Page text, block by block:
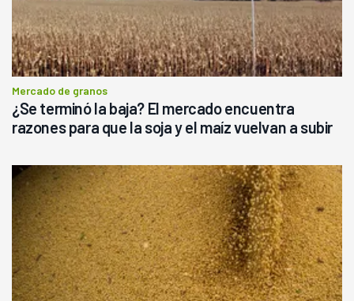
Mercado de granos
¿Se terminó la baja? El mercado encuentra
razones para que la soja y el maíz vuelvan a subir